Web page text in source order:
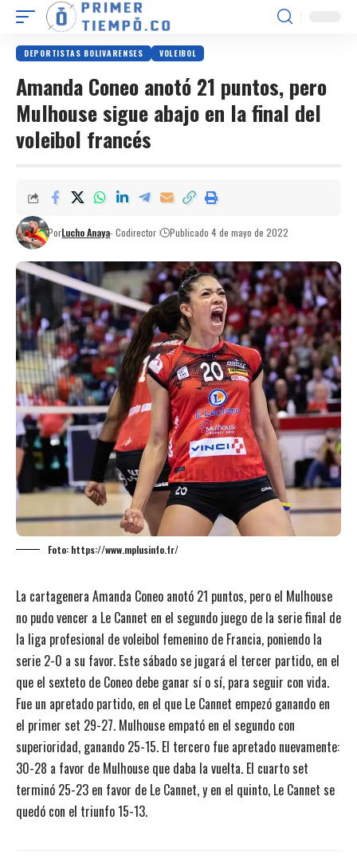
DEPORTISTAS BOLIVARENSES VOLEIBOL
Amanda Coneo anotó 21 puntos, pero
Mulhouse sigue abajo en la final del
voleibol francés
PorLucho Anaya- Codirector Publicado 4 de mayo de 2022
Foto: https://www.mplusinfo.fr/
La cartagenera Amanda Coneo anotó 21 puntos, pero el Mulhouse
no pudo vencer a Le Cannet en el segundo juego de la serie final de
la liga profesional de voleibol femenino de Francia, poniendo la
serie 2-0 a su favor. Este sábado se jugará el tercer partido, en el
que el sexteto de Coneo debe ganar sí o sí, para seguir con vida.
Fue un apretado partido, en el que Le Cannet empezó ganando en
el primer set 29-27. Mulhouse empató en el segundo con
superioridad, ganando 25-15. El tercero fue apretado nuevamente:
30-28 a favor de Mulhouse que daba la vuelta. El cuarto set
terminó 25-23 en favor de Le Cannet, y en el quinto, Le Cannet se
quedó con el triunfo 15-13.